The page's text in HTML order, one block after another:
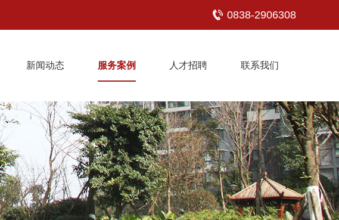
0838-2906308
新闻动态 服务案例 人才招聘 联系我们